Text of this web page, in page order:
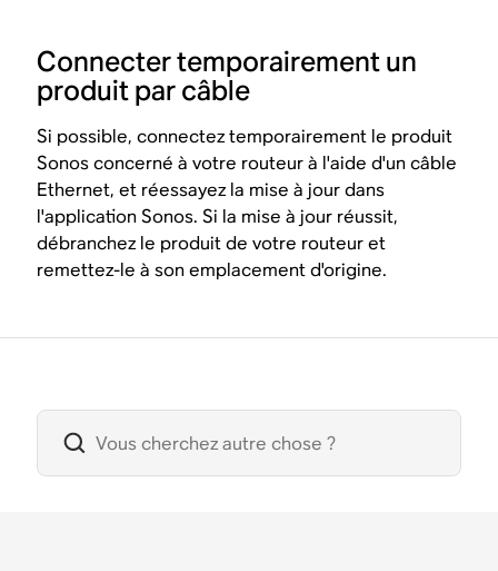
Connecter temporairement un
produit par câble
Si possible, connectez temporairement le produit
Sonos concerné à votre routeur à l'aide d'un câble
Ethernet, et réessayez la mise à jour dans
l'application Sonos. Si la mise à jour réussit,
débranchez le produit de votre routeur et
remettez-le à son emplacement d'origine.